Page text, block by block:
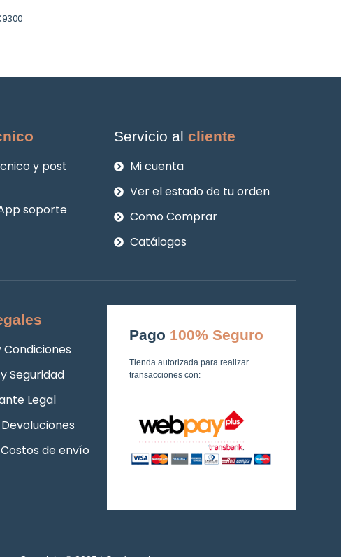
era:
$185.926.
y post
soporte
Servicio alcliente
Mi cuenta
Ver el estado de tu orden
Como Comprar
Catálogos
Condiciones
Seguridad
Legal
de envío
Pago 100% Seguro
Tienda autorizada para realizar
transacciones con: